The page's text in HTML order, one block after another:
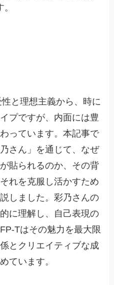
と理想主義から、時に
プですが、内面には豊
っています。本記事で
さん」を通じて、なぜ
貼られるのか、その背
れを克服し活かすため
しました。彩乃さんの
に理解し、自己表現の
Tはその魅力を最大限
とクリエイティブな成
ています。